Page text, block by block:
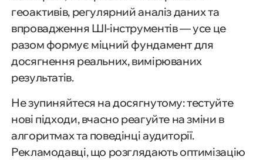
8. Аналітика Google Ads: від
даних до прийняття рішень
9. A/B-тестування у Google Ads:
пошук найефективніших рішень
10. Актуальні тренди Google Ads:
як залишатися попереду
геоактивів, регулярний аналіз даних та
впровадження ШІ-інструментів — усе це
разом формує міцний фундамент для
досягнення реальних, вимірюваних
результатів.
Не зупиняйтеся на досягнутому: тестуйте
нові підходи, вчасно реагуйте на зміни в
алгоритмах та поведінці аудиторії.
Рекламодавці, що розглядають оптимізацію